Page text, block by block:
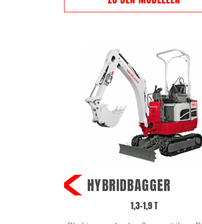
HYBRIDBAGGER
1,3–1,9 T